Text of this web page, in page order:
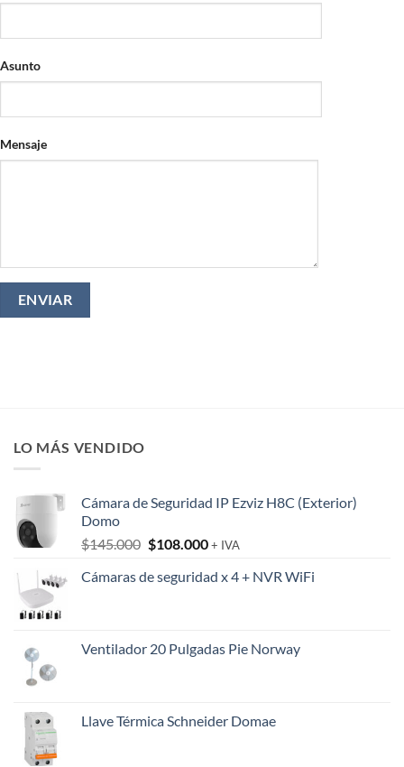
Asunto
Mensaje
LO MÁS VENDIDO
Cámara de Seguridad IP Ezviz H8C (Exterior)
Domo
$145.000 El
original
$108.000El
actual
+ IVA
Cámaras de seguridad x 4 + NVR WiFi
Ventilador 20 Pulgadas Pie Norway
Llave Térmica Schneider Domae